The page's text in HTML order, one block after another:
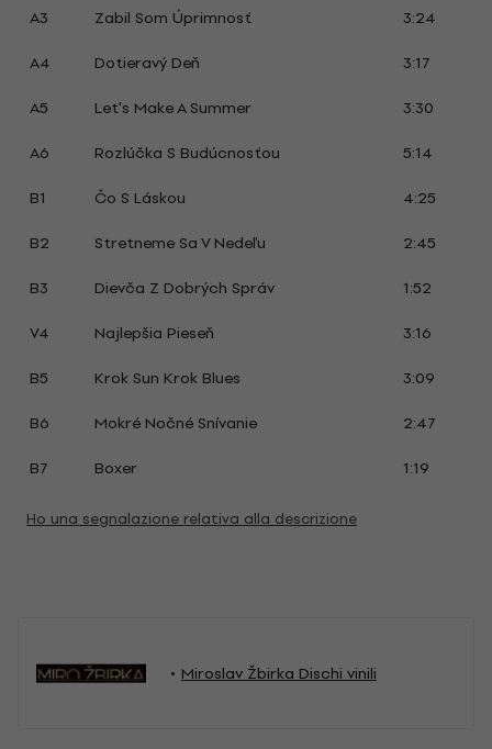
A3
Zabil Som Úprimnosť
3:24
A4
Dotieravý Deň
3:17
A5
Let's Make A Summer
3:30
A6
Rozlúčka S Budúcnosťou
5:14
B1
Čo S Láskou
4:25
B2
Stretneme Sa V Nedeľu
2:45
B3
Dievča Z Dobrých Správ
1:52
V4
Najlepšia Pieseň
3:16
B5
Krok Sun Krok Blues
3:09
B6
Mokré Nočné Snívanie
2:47
B7
Boxer 1:19
Ho una segnalazione relativa alla descrizione
Miroslav Žbirka Dischi vinili